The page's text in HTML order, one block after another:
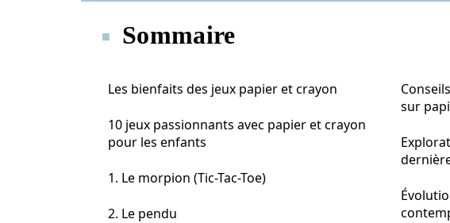
Sommaire
Les bienfaits des jeux papier et crayon
10 jeux passionnants avec papier et crayon
pour les enfants
1. Le morpion (Tic-Tac-Toe)
2. Le pendu
sur